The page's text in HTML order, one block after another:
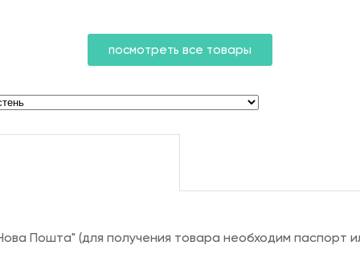
посмотреть все товары
Пошта" (для получения товара необходим паспорт